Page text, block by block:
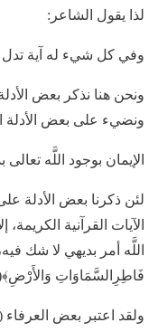
لذا يقول الشاعر:
وفي كل شي‏ء له آية تدل
ونحن هنا نذكر بعض
ونضيء على بعض الأدلة
الإيمان بوجود اللَّه
لئن ذكرنا بعض الأدلة
الآيات القرآنية
اللَّه أمر بديهي لا شك
فَاطِرِالسَّمَاوَاتِ
ولقد اعتبر بعض العرفاء